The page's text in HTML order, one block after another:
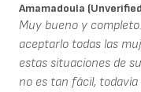
Amamadoula
Muy bueno y
aceptarlo todas las
estas situaciones de
no es tan fácil,